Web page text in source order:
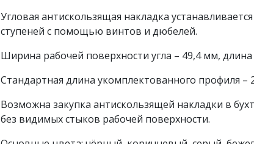
Угловая антискользящая накладка
ступеней с помощью винтов и дюбелей.
Ширина рабочей поверхности угла – 49,4 мм,
Стандартная длина укомплектованного профиля –
Возможна закупка антискользящей накладки в
без видимых стыков рабочей поверхности.